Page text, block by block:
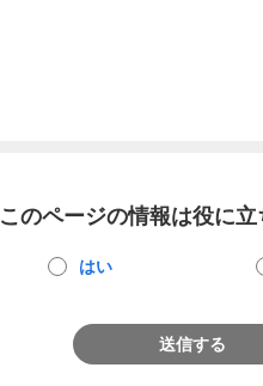
このページの情報は役に立
はい
送信する